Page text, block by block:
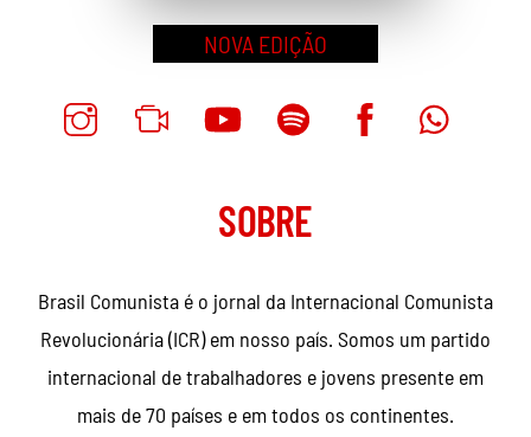
NOVA EDIÇÃO
SOBRE
Brasil Comunista é o jornal da Internacional Comunista
Revolucionária (ICR) em nosso país. Somos um partido
internacional de trabalhadores e jovens presente em
mais de 70 países e em todos os continentes.